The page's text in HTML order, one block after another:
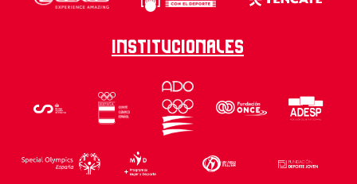
Institucionales